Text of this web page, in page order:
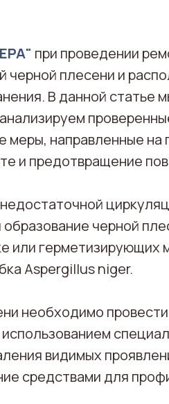
при проведении
плесени и
В данной статье
меры, направленные
и предотвращение
черной
или герметизирующих
Aspergillus niger.
необходимо
видимых
средствами для